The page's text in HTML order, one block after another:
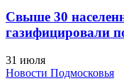
Свыше 30
газифицировали
31 июля
Новости Подмосковья